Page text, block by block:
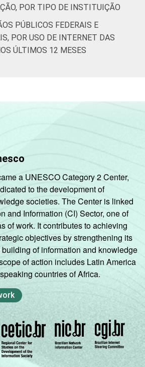
POR TIPO DE INSTITUIÇÃO
PÚBLICOS FEDERAIS E
POR USO DE INTERNET DAS
ÚLTIMOS 12 MESES
a UNESCO Category 2 Center,
to the development of
societies. The Center is linked
and Information (CI) Sector, one of
of work. It contributes to achieving
objectives by strengthening its
of information and knowledge
of action includes Latin America
countries of Africa.